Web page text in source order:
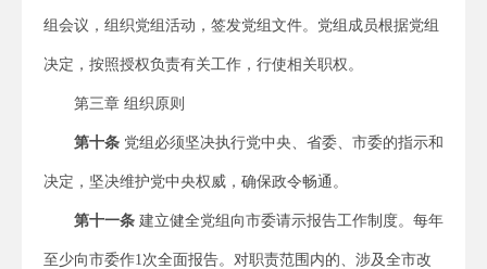
组会议，组织党组活动，签发党组文件。党组成员根据党组
决定，按照授权负责有关工作，行使相关职权。
第三章 组织原则
第十条 党组必须坚决执行党中央、省委、市委的指示和
决定，坚决维护党中央权威，确保政令畅通。
第十一条 建立健全党组向市委请示报告工作制度。每年
至少向市委作1次全面报告。对职责范围内的、涉及全市改